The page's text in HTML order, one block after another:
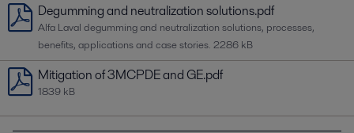
Degumming and neutralization solutions.pdf
Alfa Laval degumming and neutralization solutions, processes,
benefits, applications and case stories. 2286 kB
Mitigation of 3MCPDE and GE.pdf
1839 kB